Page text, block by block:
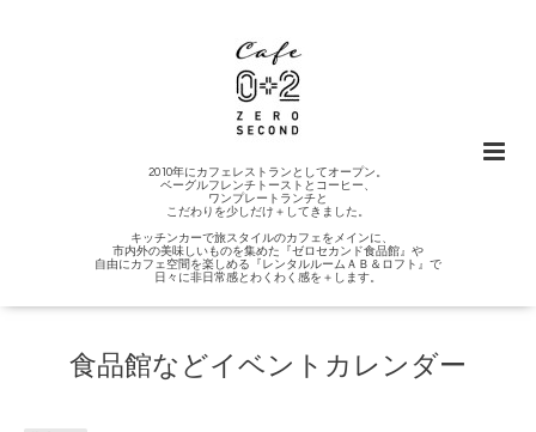
2010年にカフェレストランとしてオープン。
ベーグルフレンチトーストとコーヒー、
ワンプレートランチと
こだわりを少しだけ＋してきました。
キッチンカーで旅スタイルのカフェをメインに、
市内外の美味しいものを集めた『ゼロセカンド食品館』や
自由にカフェ空間を楽しめる『レンタルルームＡＢ＆ロフト』で
日々に非日常感とわくわく感を＋します。
食品館などイベントカレンダー